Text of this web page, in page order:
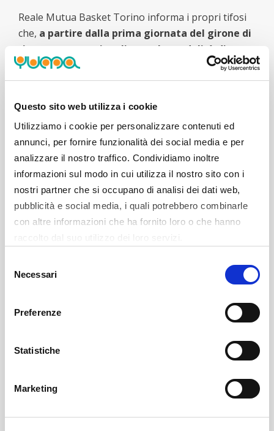
Questo sito web utilizza i cookie
Utilizziamo i cookie per personalizzare contenuti ed
annunci, per fornire funzionalità dei social media e per
analizzare il nostro traffico. Condividiamo inoltre
informazioni sul modo in cui utilizza il nostro sito con i
nostri partner che si occupano di analisi dei dati web,
pubblicità e social media, i quali potrebbero combinarle
con altre informazioni che ha fornito loro o che hanno
raccolto dal suo utilizzo dei loro servizi.
delNecessari
Preferenze
Statistiche
Marketing
Reale Mutua Basket Torino informa i propri tifosi
che, a partire dalla prima giornata del girone di
ritorno
razionalizzate le modalità di
richiesta dei biglietti con tariffa SPECIAL,
dedicati alle persone con disabilità e ai relativi
inviate tramite email, ma sarà necessario compilare
l'apposito modulo: CLICCA QUI
Eventuali richieste inviate tramite email, senza la
registrazione tramite il modulo, non saranno prese
in considerazione.
per l'accompagnatore.
accesso omaggio per la persona invalida, mentre
fino a
Per il trattamento dati si fa riferimento al GDPR
(UE) 679/2016.